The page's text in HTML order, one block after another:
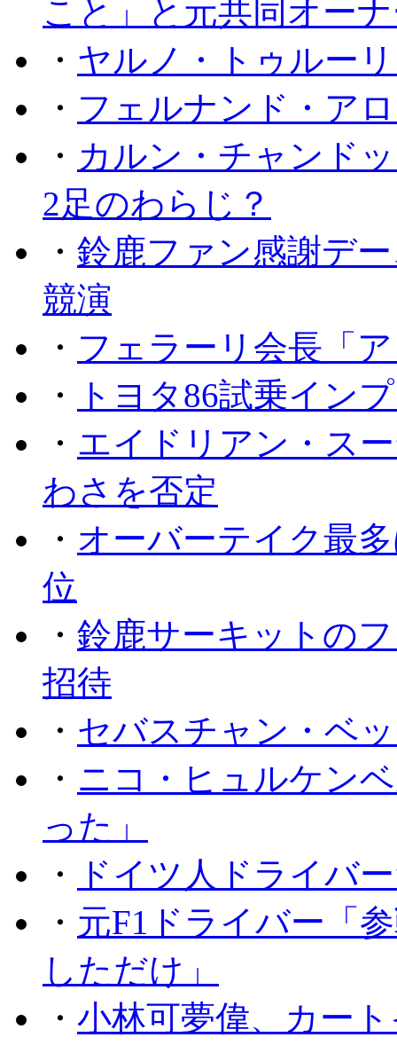
こと」と元共同オー
・ ヤルノ・トゥルー
・ フェルナンド・ア
・ カルン・チャンド
2足のわらじ？
・ 鈴鹿ファン感謝デ
競演
・ フェラーリ会長「
・
トヨタ86試乗イン
・ エイドリアン・ス
わさを否定
・ オーバーテイク最
位
・ 鈴鹿サーキットの
招待
・ セバスチャン・ベ
・ ニコ・ヒュルケン
った」
・
ドイツ人ドライバ
・ 元F1ドライバー「
しただけ」
・ 小林可夢偉、カー